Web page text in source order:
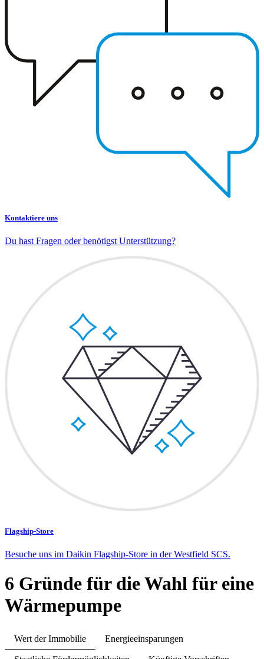
Kontaktiere uns
Du hast Fragen oder benötigst Unterstützung?
Flagship-Store
Besuche uns im Daikin Flagship-Store in der Westfield SCS.
6 Gründe für die Wahl für eine
Wärmepumpe
Wert der Immobilie Energieeinsparungen